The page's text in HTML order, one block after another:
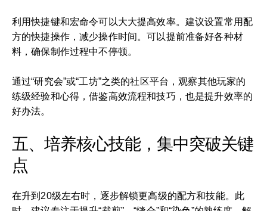
利用快捷键和宏命令可以大大提高效率。建议设置常用配
方的快捷操作，减少操作时间。可以提前准备好各种材
料，确保制作过程中不停顿。
通过“研究会”或“工坊”之类的社区平台，观察其他玩家的
练级经验和心得，借鉴高效流程和技巧，也是提升效率的
好办法。
五、培养核心技能，集中突破关键
点
在升到20级左右时，逐步解锁更高级的配方和技能。此